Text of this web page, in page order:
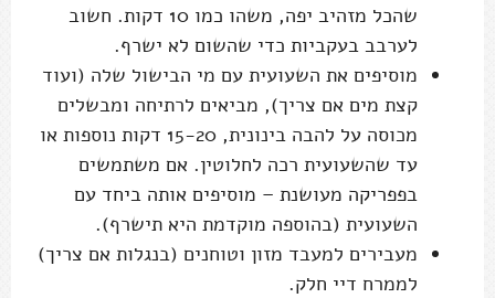
שהכל מזהיב יפה, משהו כמו 10 דקות. חשוב
לערבב בעקביות כדי שהשום לא ישרף.
מוסיפים את השעועית עם מי הבישול שלה (ועוד
קצת מים אם צריך), מביאים לרתיחה ומבשלים
מכוסה על להבה בינונית, 15-20 דקות נוספות או
עד שהשעועית רכה לחלוטין. אם משתמשים
בפפריקה מעושנת – מוסיפים אותה ביחד עם
השעועית (בהוספה מוקדמת היא תישרף).
מעבירים למעבד מזון וטוחנים (בנגלות אם צריך)
לממרח דיי חלק.